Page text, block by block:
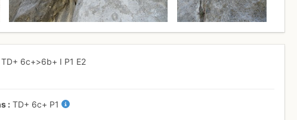
TD+ 6c+>6b+ I P1 E2
TD+ 6c+ P1